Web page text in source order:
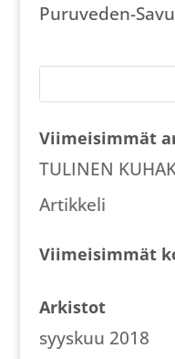
Puruveden-
Viimeisimmät
TULINEN
Artikkeli
Viimeisimmät
Arkistot
syyskuu 2018